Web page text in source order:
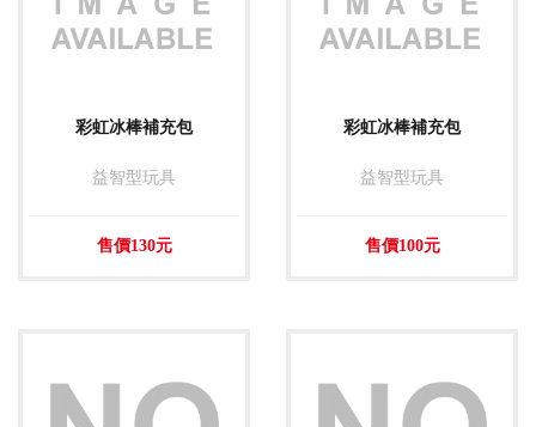
彩虹冰棒補充包
益智型玩具
售價130元
彩虹冰棒補充包
益智型玩具
售價100元